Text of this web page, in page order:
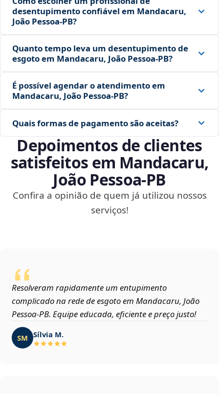
desentupimento confiável em Mandacaru,
João Pessoa‑PB?
Quanto tempo leva um desentupimento de
esgoto em Mandacaru, João Pessoa‑PB?
É possível agendar o atendimento em
Mandacaru, João Pessoa‑PB?
Quais formas de pagamento são aceitas?
Depoimentos de clientes
satisfeitos em Mandacaru,
João Pessoa‑PB
Confira a opinião de quem já utilizou nossos
serviços!
Resolveram rapidamente um entupimento
complicado na rede de esgoto em Mandacaru, João
Pessoa‑PB. Equipe educada, eficiente e preço justo!
SM Sílvia M.